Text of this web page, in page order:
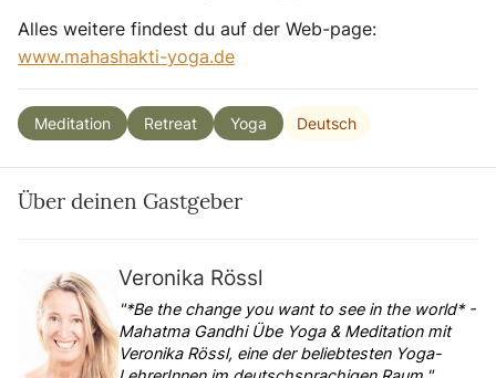
Alles weitere findest du auf der Web-page:
www.mahashakti-yoga.de
Meditation Retreat Yoga Deutsch
Über deinen Gastgeber
Veronika Rössl
"*Be the change you want to see in the world* -
Mahatma Gandhi Übe Yoga & Meditation mit
Veronika Rössl, eine der beliebtesten Yoga-